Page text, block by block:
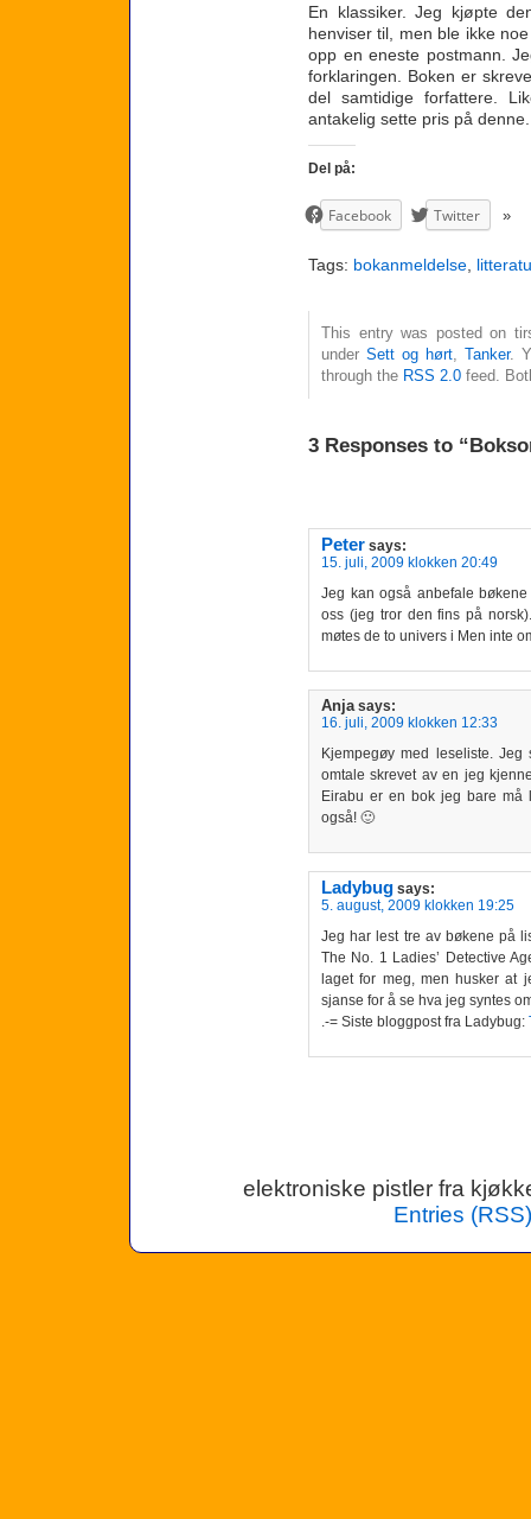
En klassiker. Jeg kjøpte
henviser til, men ble ikke
opp en eneste postmann.
forklaringen. Boken er
del samtidige forfattere.
antakelig sette pris på
Del på:
Facebook Twitter
Tags: bokanmeldelse
This entry was posted on
under Sett og hørt, Tanker.
through the RSS 2.0 feed.
3 Responses to
Peter says:
15. juli, 2009 klokken 20:49
Jeg kan også anbefale
oss (jeg tror den fins på
møtes de to univers i Men inte
Anja says:
16. juli, 2009 klokken 12:33
Kjempegøy med leseliste.
omtale skrevet av en jeg
Eirabu er en bok jeg bare må
også! 🙂
Ladybug says:
5. august, 2009 klokken 19:25
Jeg har lest tre av bøkene på
The No. 1 Ladies’ Detective
laget for meg, men husker at
sjanse for å se hva jeg syntes
.-= Siste bloggpost fra Ladybug:
elektroniske pistler fra
Entries (RSS)